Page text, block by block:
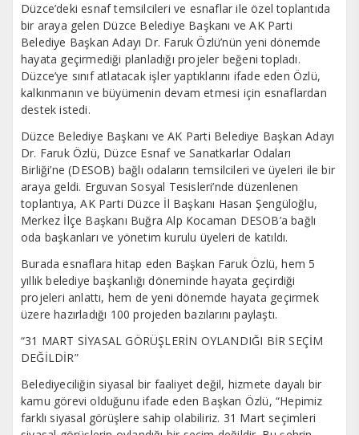
Düzce’deki esnaf temsilcileri ve esnaflar ile özel toplantıda
bir araya gelen Düzce Belediye Başkanı ve AK Parti
Belediye Başkan Adayı Dr. Faruk Özlü’nün yeni dönemde
hayata geçirmediği planladığı projeler beğeni topladı.
Düzce’ye sınıf atlatacak işler yaptıklarını ifade eden Özlü,
kalkınmanın ve büyümenin devam etmesi için esnaflardan
destek istedi.
Düzce Belediye Başkanı ve AK Parti Belediye Başkan Adayı
Dr. Faruk Özlü, Düzce Esnaf ve Sanatkarlar Odaları
Birliği’ne (DESOB) bağlı odaların temsilcileri ve üyeleri ile bir
araya geldi. Erguvan Sosyal Tesisleri’nde düzenlenen
toplantıya, AK Parti Düzce İl Başkanı Hasan Şengüloğlu,
Merkez İlçe Başkanı Buğra Alp Kocaman DESOB’a bağlı
oda başkanları ve yönetim kurulu üyeleri de katıldı.
Burada esnaflara hitap eden Başkan Faruk Özlü, hem 5
yıllık belediye başkanlığı döneminde hayata geçirdiği
projeleri anlattı, hem de yeni dönemde hayata geçirmek
üzere hazırladığı 100 projeden bazılarını paylaştı.
“31 MART SİYASAL GÖRÜŞLERİN OYLANDIĞI BİR SEÇİM
DEĞİLDİR”
Belediyeciliğin siyasal bir faaliyet değil, hizmete dayalı bir
kamu görevi olduğunu ifade eden Başkan Özlü, “Hepimiz
farklı siyasal görüşlere sahip olabiliriz. 31 Mart seçimleri